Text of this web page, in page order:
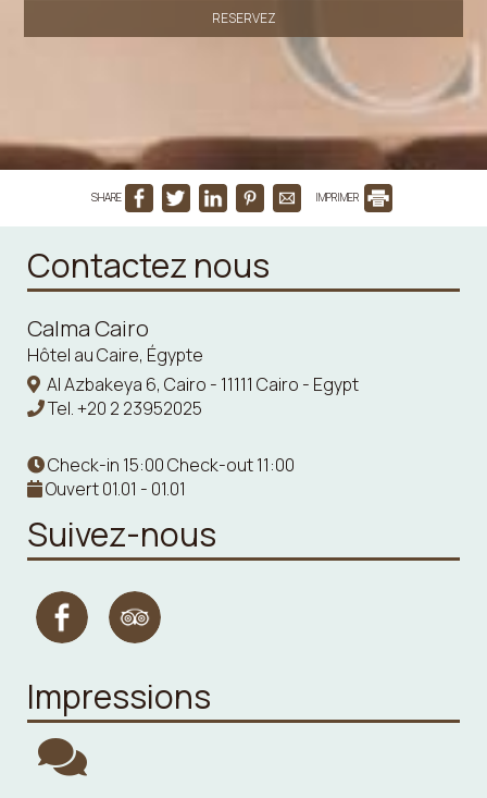
RESERVEZ
SHARE IMPRIMER
Contactez nous
Calma Cairo
Hôtel au Caire, Égypte
Al Azbakeya 6, Cairo - 11111 Cairo - Egypt
Tel.+20 2 23952025
Check-in 15:00 Check-out 11:00
Ouvert 01.01 - 01.01
Suivez-nous
Impressions